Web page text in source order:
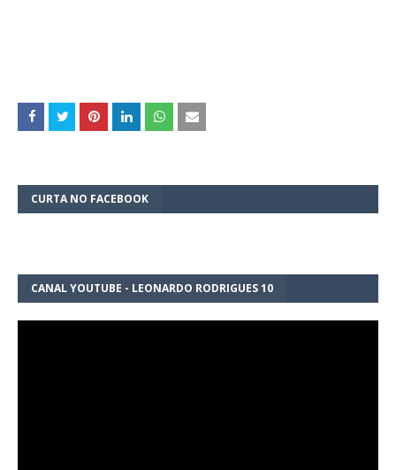
CURTA NO FACEBOOK
CANAL YOUTUBE - LEONARDO RODRIGUES 10